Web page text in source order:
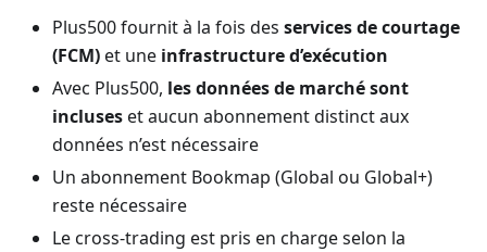
Plus500 fournit à la fois des services de courtage
(FCM)et une infrastructure d’exécution
Avec Plus500, les données de marché sont
incluseset aucun abonnement distinct aux
données n’est nécessaire
Un abonnement Bookmap (Global ou Global+)
reste nécessaire
Le cross-trading est pris en charge selon la